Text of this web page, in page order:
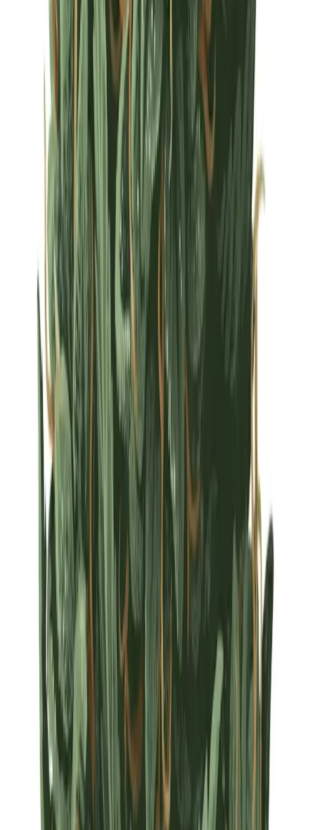
Strains
Sativa Strains Indica Strains Hybrid Strains
Standorte